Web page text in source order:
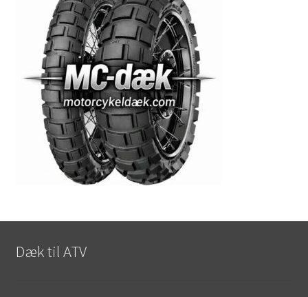
Dæk til ATV